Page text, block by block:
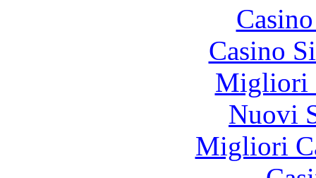
Casino
Migliori
Nuovi
Migliori